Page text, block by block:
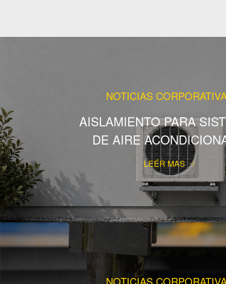
NOTICIAS
AISLAMIENTO PARA
DE AIRE
LEÉR MAS